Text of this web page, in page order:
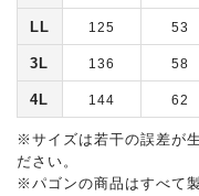
LL 125 53
3L 136 58
4L 144 62
※サイズは若干の誤差が
ださい。
※パゴンの商品はすべて